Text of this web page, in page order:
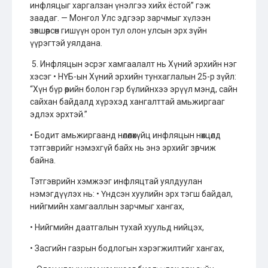
инфляцыг харгалзан үнэлгээ хийх ёстой” гэж
заадаг. — Монгол Улс эдгээр зарчмыг хүлээн
зөвшөөрсөн гишүүн орон тул олон улсын эрх зүйн
үүрэгтэй уялдана.
5. Инфляцын эсрэг хамгаалалт нь Хүний эрхийн нэг
хэсэг • НҮБ-ын Хүний эрхийн тунхаглалын 25-р зүйл:
“Хүн бүр өөрийн болон гэр бүлийнхээ эрүүл мэнд, сайн
сайхан байдалд хүрэхэд хангалттай амьжиргааг
эдлэх эрхтэй.”
• Бодит амьжиргаанд нөлөөлөхүйц инфляцын нөхцөлд
тэтгэврийг нэмэхгүй байх нь энэ эрхийг зөрчиж
байна.
Тэтгэврийн хэмжээг инфляцтай уялдуулан
нэмэгдүүлэх нь: • Үндсэн хуулийн эрх тэгш байдал,
нийгмийн хамгааллын зарчмыг хангах,
• Нийгмийн даатгалын тухай хуульд нийцэх,
• Засгийн газрын бодлогын хэрэгжилтийг хангах,